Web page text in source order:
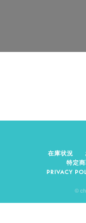
在庫状況
特定
PRIVACY
©